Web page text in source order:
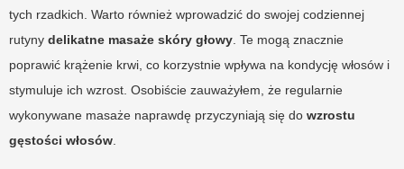
tych rzadkich. Warto również wprowadzić do swojej codziennej
rutyny delikatne masaże skóry głowy . Te mogą znacznie
poprawić krążenie krwi, co korzystnie wpływa na kondycję włosów i
stymuluje ich wzrost. Osobiście zauważyłem, że regularnie
wykonywane masaże naprawdę przyczyniają się do wzrostu
gęstości włosów